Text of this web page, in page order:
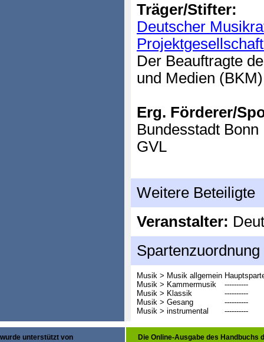
Träger/Stifter:
Deutscher
Der Beauftragte
und Medien (BKM)
Erg. Förderer/
Bundesstadt Bonn
GVL
Weitere Beteiligte
Veranstalter:
Spartenzuordnung
Musik > Musik allgemein
Musik > Kammermusik
----------
Musik > Klassik
----------
Musik > Gesang
----------
Musik > instrumental
----------
wurde unterstützt von
Die Online-Ausgabe des Handbuchs